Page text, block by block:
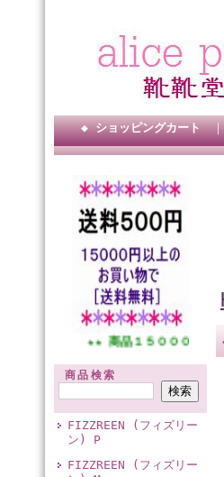
◆ ショッピングカート
・・ ★★ 商品１５０００円以上送料
商品検索
FIZZREEN (フィズリー
ン) P
FIZZREEN (フィズリー